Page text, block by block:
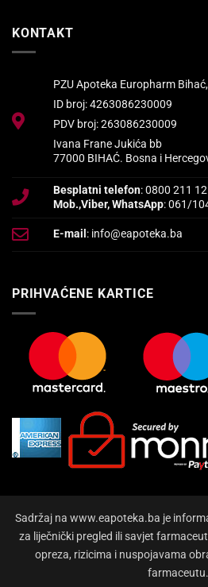
KONTAKT
PZU Apoteka Europharm Bihać,
ID broj: 4263086230009
PDV broj: 263086230009
Ivana Frane Jukića bb
77000 BIHAĆ. Bosna i
Besplatni telefon: 0800 211 12
Mob.,Viber, WhatsApp: 061/
E-mail : info@eapoteka.ba
PRIHVAĆENE KARTICE
Sadržaj na www.eapoteka.ba je
za liječnički pregled ili savjet
opreza, rizicima i nuspojavama
farmaceutu.